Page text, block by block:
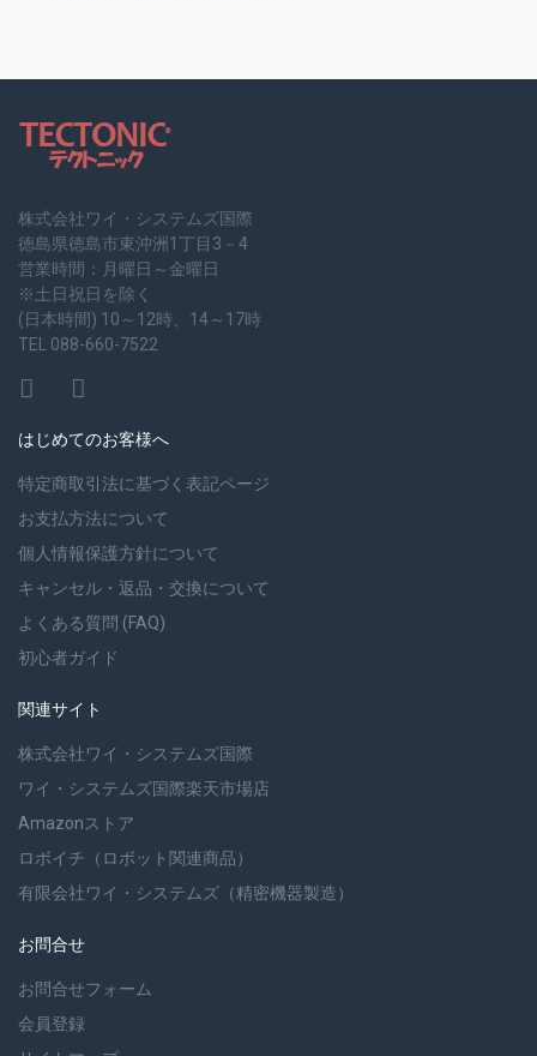
株式会社ワイ・システムズ国際
徳島県徳島市東沖洲1丁目3－4
営業時間：月曜日～金曜日
※土日祝日を除く
(日本時間) 10～12時、14～17時
TEL 088-660-7522
はじめてのお客様へ
特定商取引法に基づく表記ページ
お支払方法について
個人情報保護方針について
キャンセル・返品・交換について
よくある質問 (FAQ)
初心者ガイド
関連サイト
株式会社ワイ・システムズ国際
ワイ・システムズ国際楽天市場店
Amazonストア
ロボイチ（ロボット関連商品）
有限会社ワイ・システムズ（精密機器製造）
お問合せ
お問合せフォーム
会員登録